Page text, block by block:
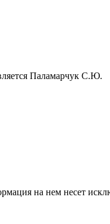
Паламарчук С.Ю.
на нем несет